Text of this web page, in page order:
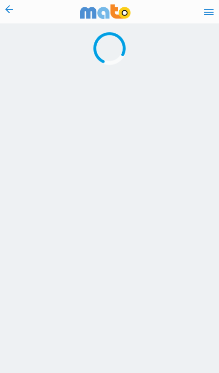
vai al contenuto
Caricamento in corso...